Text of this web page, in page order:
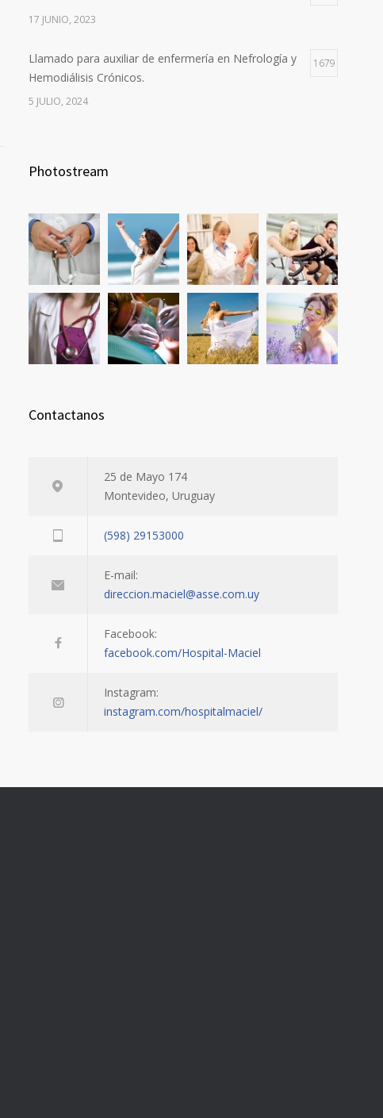
17 JUNIO, 2023
Llamado para auxiliar de enfermería en Nefrología y
Hemodiálisis Crónicos.
1679
5 JULIO, 2024
Photostream
Contactanos
25 de Mayo 174
Montevideo, Uruguay
(598) 29153000
E-mail:
direccion.maciel@asse.com.uy
Facebook:
facebook.com/Hospital-Maciel
Instagram:
instagram.com/hospitalmaciel/